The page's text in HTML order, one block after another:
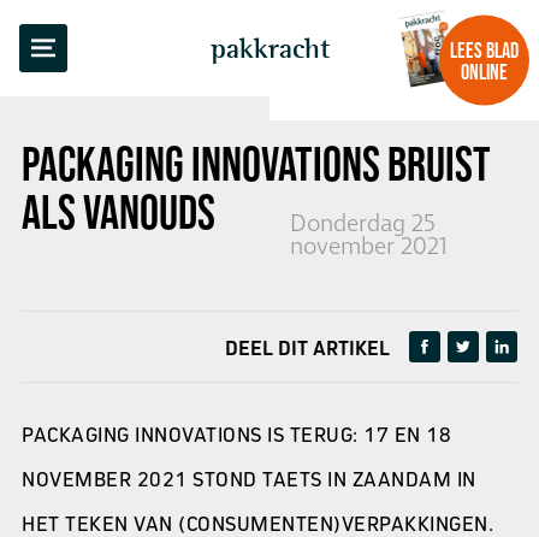
pakkracht
LEES BLAD
ONLINE
PACKAGING INNOVATIONSBRUIST
ALS VANOUDS
Donderdag 25
november 2021
TERUG NAAR OVERZICHT
DEEL DIT ARTIKEL
PACKAGING INNOVATIONS IS TERUG: 17 EN 18
NOVEMBER 2021 STOND TAETS IN ZAANDAM IN
HET TEKEN VAN (CONSUMENTEN)VERPAKKINGEN.